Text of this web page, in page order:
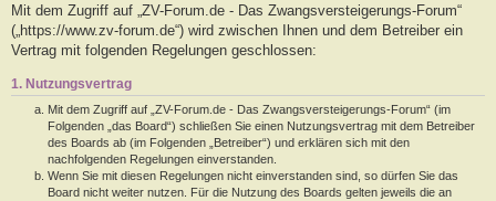
Mit dem Zugriff auf „ZV-Forum.de - Das Zwangsversteigerungs-Forum“
(„https://www.zv-forum.de“) wird zwischen Ihnen und dem Betreiber ein
Vertrag mit folgenden Regelungen geschlossen:
1. Nutzungsvertrag
Mit dem Zugriff auf „ZV-Forum.de - Das Zwangsversteigerungs-Forum“ (im
Folgenden „das Board“) schließen Sie einen Nutzungsvertrag mit dem Betreiber
des Boards ab (im Folgenden „Betreiber“) und erklären sich mit den
nachfolgenden Regelungen einverstanden.
Wenn Sie mit diesen Regelungen nicht einverstanden sind, so dürfen Sie das
Board nicht weiter nutzen. Für die Nutzung des Boards gelten jeweils die an